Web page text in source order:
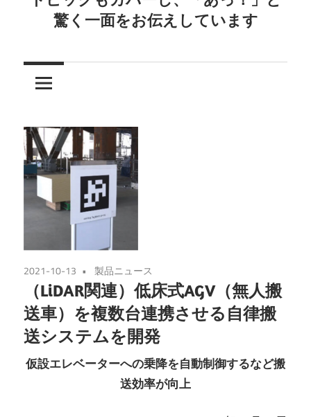
驚く一面をお伝えしています
2021-10-13 製品ニュース
（LiDAR関連）低床式AGV（無人搬
送車）を複数台連携させる自律搬
送システムを開発
仮設エレベーターへの乗降を自動制御するなど搬
送効率が向上